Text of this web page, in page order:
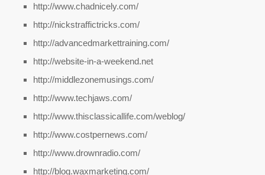
http://www.chadnicely.com/
http://nickstraffictricks.com/
http://advancedmarkettraining.com/
http://website-in-a-weekend.net
http://middlezonemusings.com/
http://www.techjaws.com/
http://www.thisclassicallife.com/weblog/
http://www.costpernews.com/
http://www.drownradio.com/
http://blog.waxmarketing.com/